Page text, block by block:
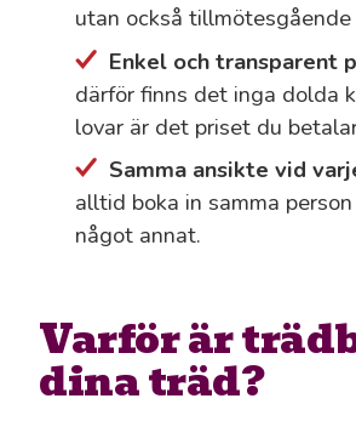
utan också
Enkel och transparent
därför finns det inga dolda
lovar är det priset du
Samma ansikte vid
alltid boka in samma
något annat.
Varför är
dina träd?